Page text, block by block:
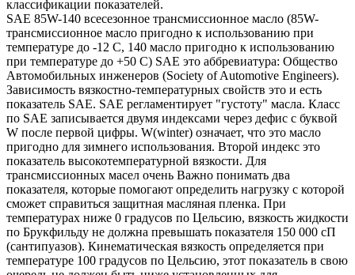
классификации показателей.
SAE 85W-140 всесезонное трансмиссионное масло (85W-
трансмиссионное масло пригодно к использованию при
температуре до -12 С, 140 масло пригодно к использованию
при температуре до +50 С) SAE это аббревиатура: Общество
Автомобильных инженеров (Society of Automotive Engineers).
Зависимость вязкостно-температурных свойств это и есть
показатель SAE. SAE регламентирует "густоту" масла. Класс
по SAE записывается двумя индексами через дефис с буквой
W после первой цифры. W(winter) означает, что это масло
пригодно для зимнего использования. Второй индекс это
показатель высокотемпературной вязкости. Для
трансмиссионных масел очень Важно понимать два
показателя, которые помогают определить нагрузку с которой
сможет справиться защитная масляная пленка. При
температурах ниже 0 градусов по Цельсию, вязкость жидкости
по Брукфильду не должна превышать показателя 150 000 сП
(сантипуазов). Кинематическая вязкость определяется при
температуре 100 градусов по Цельсию, этот показатель в свою